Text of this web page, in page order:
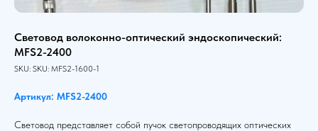
Световод волоконно-оптический эндоскопический:
MFS2-2400
SKU: SKU: MFS2-1600-1
Артикул: MFS2-2400
Световод представляет собой пучок светопроводящих оптических